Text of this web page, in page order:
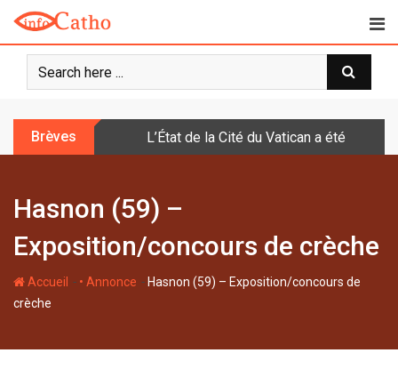
o
Brèves L’État de la Cité du Vatican a été doté
Hasnon (59) –
Exposition/concours de crèche
Accueil - • Annonce - Hasnon (59) – Exposition/concours de
crèche